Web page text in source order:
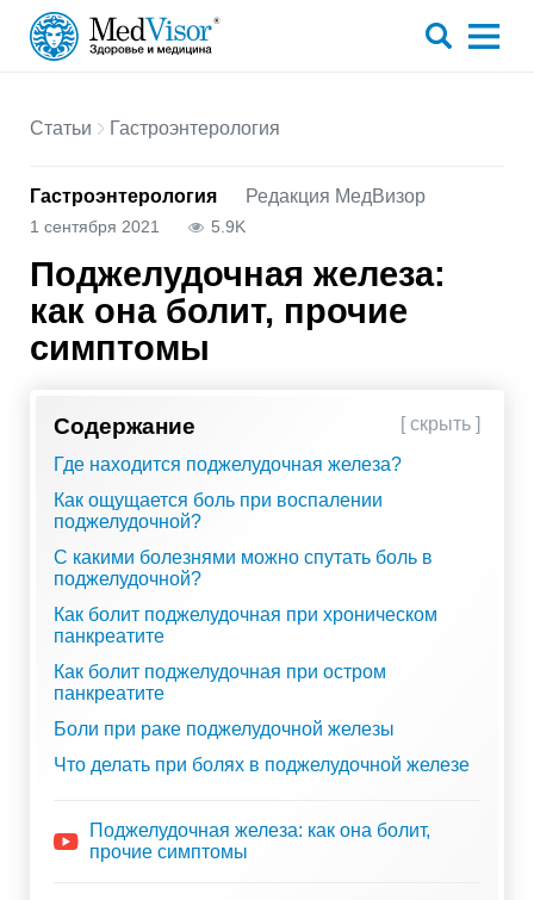
Статьи Гастроэнтерология
Гастроэнтерология Редакция МедВизор
1 сентября 2021 5.9K
Поджелудочная железа:
как она болит, прочие
симптомы
Содержание
[ скрыть ]
Где находится поджелудочная железа?
Как ощущается боль при воспалении
поджелудочной?
С какими болезнями можно спутать боль в
поджелудочной?
Как болит поджелудочная при хроническом
панкреатите
Как болит поджелудочная при остром
панкреатите
Боли при раке поджелудочной железы
Что делать при болях в поджелудочной железе
Поджелудочная железа: как она болит,
прочие симптомы